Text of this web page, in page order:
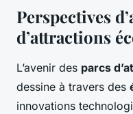
Perspectives
d’attractions
L’avenir des parcs
dessine à travers des
innovations